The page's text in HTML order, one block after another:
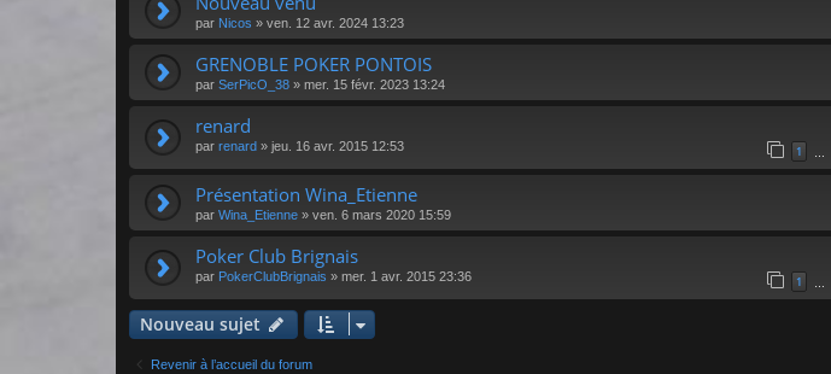
par Nicos » ven. 12 avr. 2024 13:23
GRENOBLE POKER PONTOIS
par SerPicO_38 » mer. 15 févr. 2023 13:24
renard
par renard » jeu. 16 avr. 2015 12:53 1 …
Présentation Wina_Etienne
par Wina_Etienne » ven. 6 mars 2020 15:59
Poker Club Brignais
par PokerClubBrignais » mer. 1 avr. 2015 23:36 1 …
Nouveau sujet
Revenir à l’accueil du forum